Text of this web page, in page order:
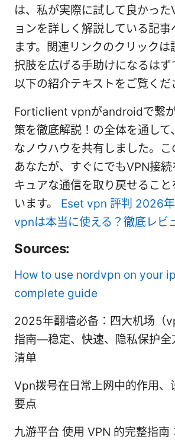
は、私が実際に試して良かっ
ョンを詳しく解説している記事
ます。関連リンクのクリックは
択肢を広げる手助けになるはず
以下の紹介テキストをご覧くだ
Forticlient vpnがandroidで繋
策を徹底解説！の全体を通して
なノウハウを共有しました。
あなたが、すぐにでもVPN接
キュアな通信を取り戻せること
います。 Eset vpn 評判 2026
vpnは本当に使える？徹底レビ
Sources:
How to use nordvpn on your
complete guide
2025年翻墙必备：四大机场（
指南—稳定、快速、隐私保护全
清单
Vpn拨号在日常上网中的作用、
要点
九游平台 使用 VPN 的完整指南